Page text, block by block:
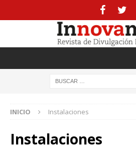
INICIO Instalaciones
Instalaciones